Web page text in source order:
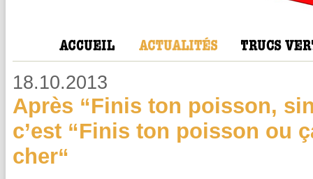
18.10.2013
Après “Finis ton poisson,
c’est “Finis ton poisson ou
cher“